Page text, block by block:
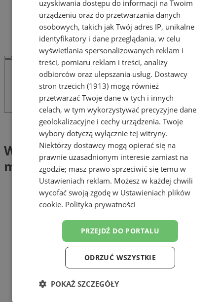
Protocol IT
Pracuj.pl - praca w Świętochłowicach
REKLAMA
WSPÓŁPRACA
Tag: Wiosenne spotkania z mieszkańcami
Wiosenne spotkania z
mieszkańcami (1)
uzyskiwania dostępu do informacji na Twoim
urządzeniu oraz do przetwarzania danych
osobowych, takich jak Twój adres IP, unikalne
identyfikatory i dane przeglądania, w celu
wyświetlania spersonalizowanych reklam i
treści, pomiaru reklam i treści, analizy
odbiorców oraz ulepszania usług. Dostawcy
stron trzecich (1913) mogą również
przetwarzać Twoje dane w tych i innych
celach, w tym wykorzystywać precyzyjne dane
geolokalizacyjne i cechy urządzenia. Twoje
wybory dotyczą wyłącznie tej witryny.
Niektórzy dostawcy mogą opierać się na
prawnie uzasadnionym interesie zamiast na
zgodzie; masz prawo sprzeciwić się temu w
Ustawieniach reklam. Możesz w każdej chwili
wycofać swoją zgodę w Ustawieniach plików
cookie. Polityka prywatności
PRZEJDŹ DO PORTALU
ODRZUĆ WSZYSTKIE
POKAŻ SZCZEGÓŁY